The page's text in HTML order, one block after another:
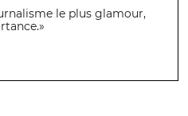
le plus glamour,